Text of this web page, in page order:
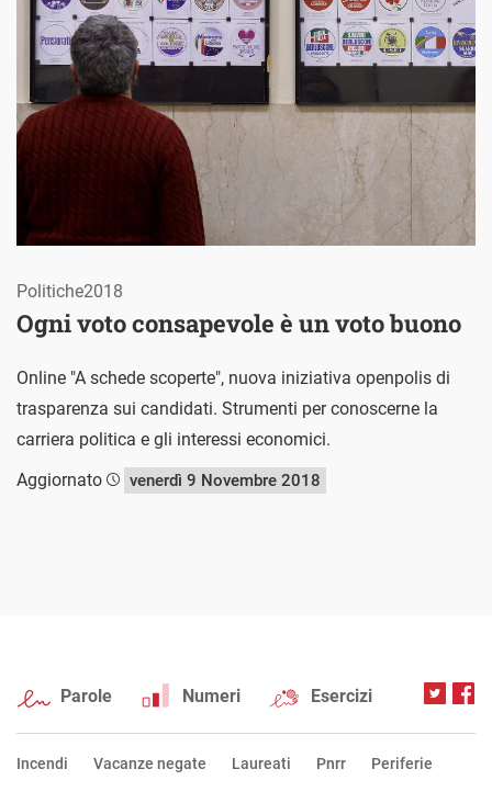
Ogni voto consapevole è un voto buono
Politiche2018
Online "A schede scoperte", nuova iniziativa openpolis di
trasparenza sui candidati. Strumenti per conoscerne la
carriera politica e gli interessi economici.
Aggiornato
venerdì 9 Novembre 2018
Parole Numeri Esercizi
Incendi Vacanze negate Laureati Pnrr Periferie